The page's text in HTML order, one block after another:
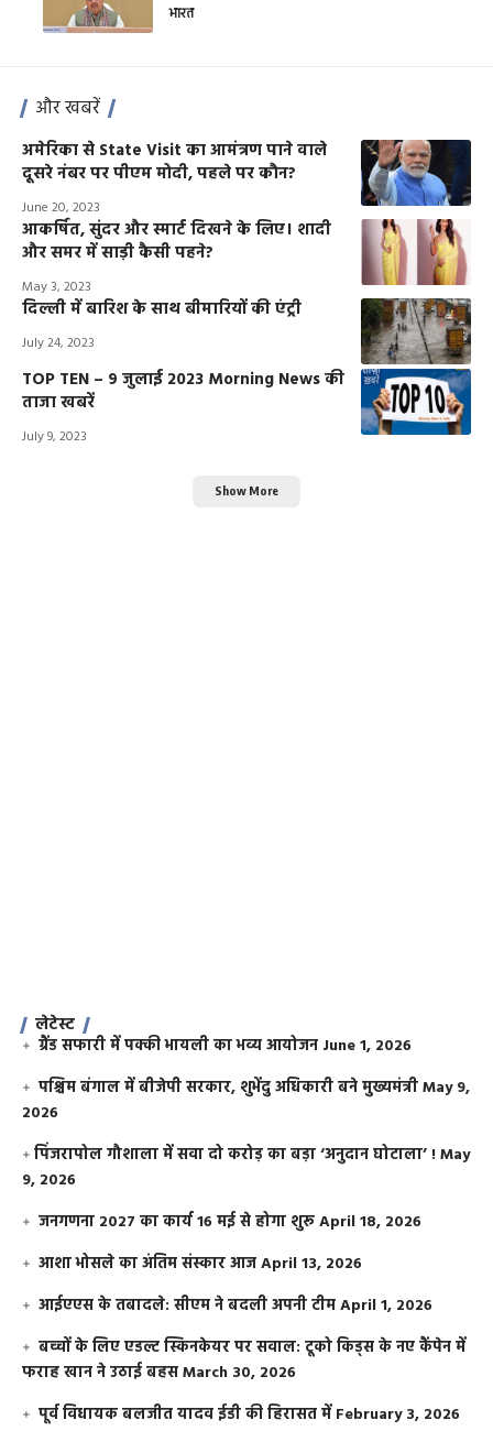
भारत
और खबरें
अमेरिका से State Visit का आमंत्रण पाने वाले
दूसरे नंबर पर पीएम मोदी, पहले पर कौन?
June 20, 2023
आकर्षित, सुंदर और स्मार्ट दिखने के लिए। शादी
और समर में साड़ी कैसी पहने?
May 3, 2023
दिल्ली में बारिश के साथ बीमारियों की एंट्री
July 24, 2023
TOP TEN – 9 जुलाई 2023 Morning News की
ताजा खबरें
July 9, 2023
Show More
लेटेस्ट
ग्रैंड सफारी में पक्की भायली का भव्य आयोजन June 1, 2026
पश्चिम बंगाल में बीजेपी सरकार, शुभेंदु अधिकारी बने मुख्यमंत्रीMay 9,
2026
​पिंजरापोल गौशाला में सवा दो करोड़ का बड़ा ‘अनुदान घोटाला’ !May
9, 2026
जनगणना 2027 का कार्य 16 मई से होगा शुरूApril 18, 2026
आशा भोसले का अंतिम संस्कार आजApril 13, 2026
आईएएस के तबादले: सीएम ने बदली अपनी टीमApril 1, 2026
बच्चों के लिए एडल्ट स्किनकेयर पर सवाल: टूको किड्स के नए कैंपेन में
फराह खान ने उठाई बहसMarch 30, 2026
पूर्व विधायक बलजीत यादव ईडी की हिरासत में February 3, 2026